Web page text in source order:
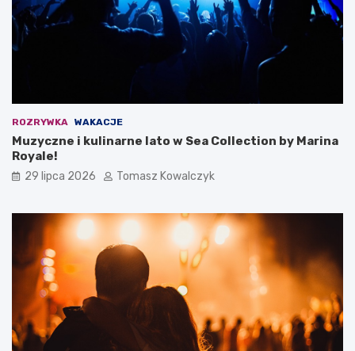
ROZRYWKA WAKACJE
Muzyczne i kulinarne lato w Sea Collection by Marina
Royale!
29 lipca 2026 Tomasz Kowalczyk